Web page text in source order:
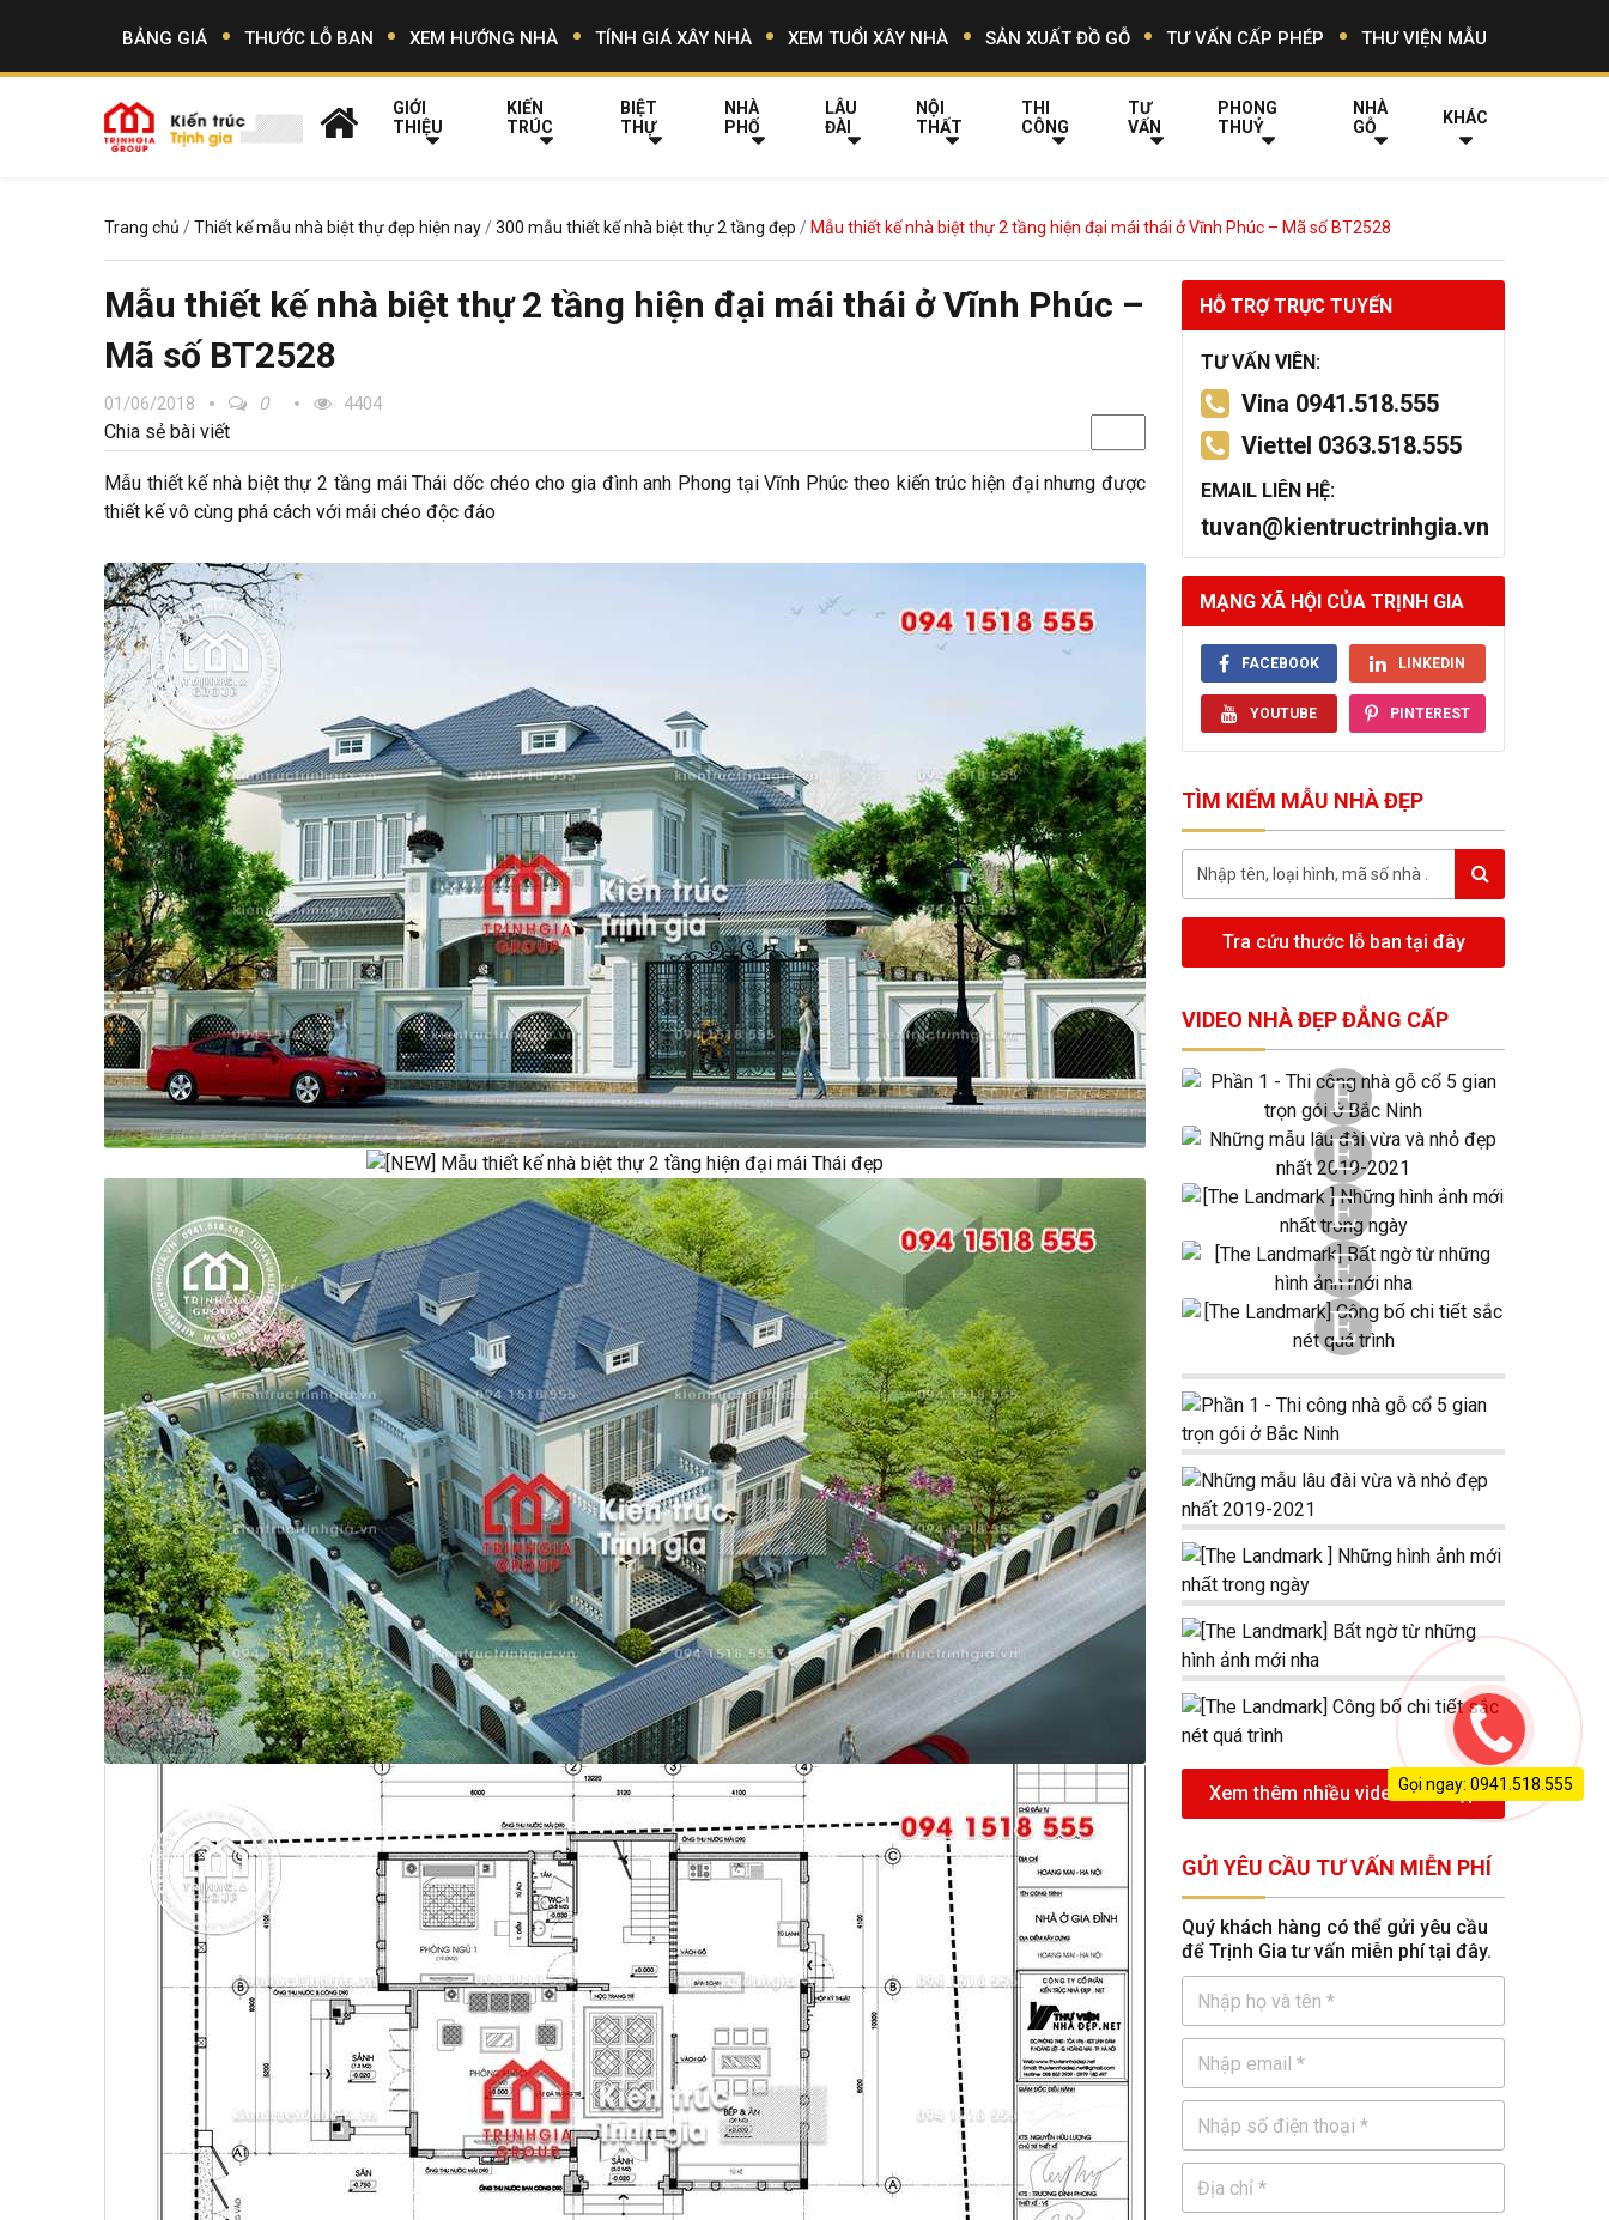
BẢNG GIÁ THƯỚC LỖ BAN XEM HƯỚNG NHÀ TÍNH GIÁ XÂY NHÀ XEM TUỔI XÂY NHÀ SẢN XUẤT ĐỒ GỖ TƯ VẤN CẤP PHÉP THƯ VIỆN MẪU
GIỚI
THIỆU
KIẾN
TRÚC
BIỆT
THỰ
NHÀ
PHỐ
LÂU
ĐÀI
NỘI
THẤT
THI
CÔNG
TƯ
VẤN
PHONG
THUỶ
NHÀ
GỖ
KHÁC
Trang chủ Thiết kế mẫu nhà biệt thự đẹp hiện nay 300 mẫu thiết kế nhà biệt thự 2 tầng đẹp Mẫu thiết kế nhà biệt thự 2 tầng hiện đại mái thái ở Vĩnh Phúc – Mã số BT2528
Mẫu thiết kế nhà biệt thự 2 tầng hiện đại mái thái ở Vĩnh Phúc –
Mã số BT2528
01/06/2018 0 4404
Chia sẻ bài viết
Mẫu thiết kế nhà biệt thự 2 tầng mái Thái dốc chéo cho gia đình anh Phong tại Vĩnh Phúc theo kiến trúc hiện đại nhưng được
thiết kế vô cùng phá cách với mái chéo độc đáo
HỖ TRỢ TRỰC TUYẾN
TƯ VẤN VIÊN:
Vina 0941.518.555
Viettel 0363.518.555
EMAIL LIÊN HỆ:
tuvan@kientructrinhgia.vn
MẠNG XÃ HỘI CỦA TRỊNH GIA
FACEBOOK LINKEDIN
YOUTUBE PINTEREST
TÌM KIẾM MẪU NHÀ ĐẸP
Tra cứu thước lỗ ban tại đây
VIDEO NHÀ ĐẸP ĐẲNG CẤP
Xem thêm nhiều video nhà đẹp
GỬI YÊU CẦU TƯ VẤN MIỄN PHÍ
Quý khách hàng có thể gửi yêu cầu
để Trịnh Gia tư vấn miễn phí tại đây.
Gọi ngay: 0941.518.555